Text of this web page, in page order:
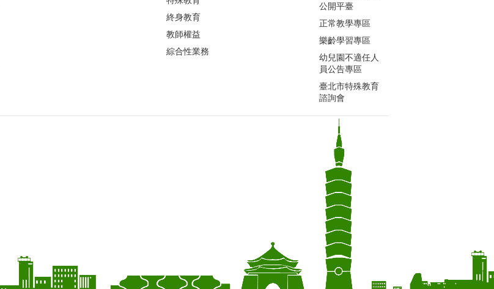
終身教育
教師權益
綜合性業務
公開平臺
正常教學專區
樂齡學習專區
幼兒園不適任人
員公告專區
臺北市特殊教育
諮詢會